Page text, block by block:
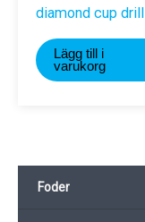
diamond cup drill
Lägg till i
varukorg
Foder